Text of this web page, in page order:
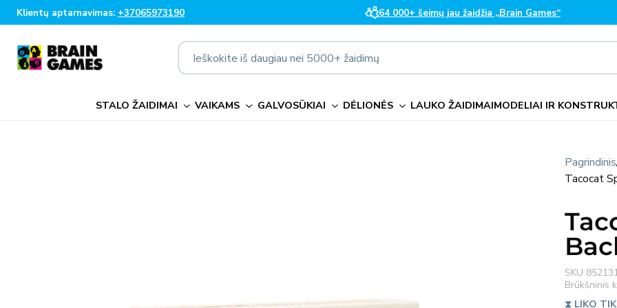
Eiti į
turinį
Klientų aptarnavimas: +37065973190 64 000+ šeimų jau žaidžia „Brain Games“
Ieškokite iš daugiau nei 5000+ žaidimų
STALO ŽAIDIMAI VAIKAMS GALVOSŪKIAI DĖLIONĖS LAUKO ŽAIDIMAIMODELIAI IR
Pagrindinis
Tacocat
SKU
Brūkšninis
⧗ LIKO